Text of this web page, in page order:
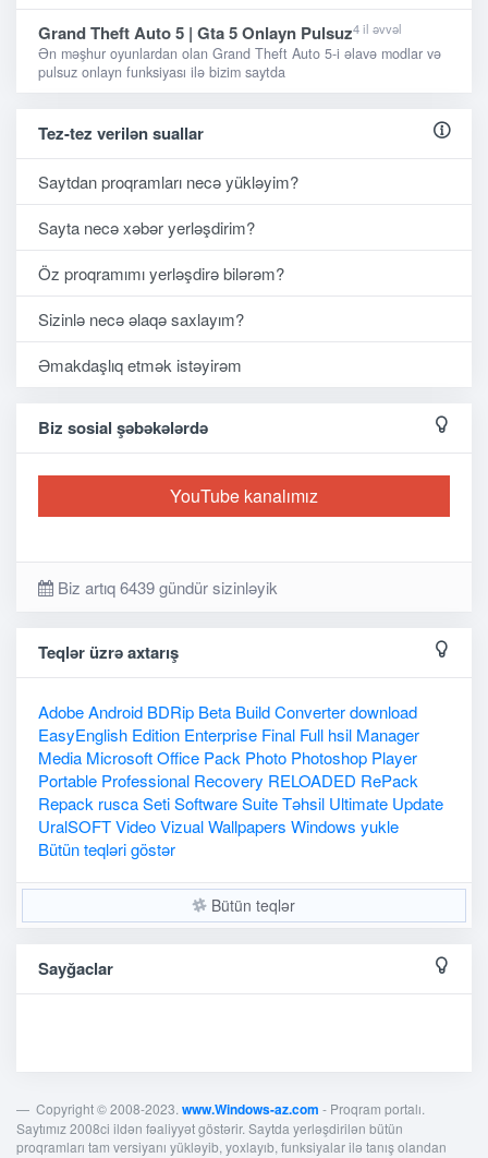
Grand Theft Auto 5 | Gta 5 Onlayn Pulsuz4 il əvvəl
Ən məşhur oyunlardan olan Grand Theft Auto 5-i əlavə modlar və
pulsuz onlayn funksiyası ilə bizim saytda
Tez-tez verilən suallar
Saytdan proqramları necə yükləyim?
Sayta necə xəbər yerləşdirim?
Öz proqramımı yerləşdirə bilərəm?
Sizinlə necə əlaqə saxlayım?
Əmakdaşlıq etmək istəyirəm
Biz sosial şəbəkələrdə
YouTube kanalımız
Biz artıq 6439 gündür sizinləyik
Teqlər üzrə axtarış
AdobeAndroid BDRip Beta BuildConverterdownload
EasyEnglish Edition Enterprise Final Full hsil Manager
Media MicrosoftOffice Pack Photo Photoshop Player
Portable Professional Recovery RELOADED RePack
Repack ruscaSetiSoftwareSuiteTəhsil Ultimate Update
UralSOFTVideoVizualWallpapers Windows yukle
Bütün teqləri göstər
Bütün teqlər
Sayğaclar
Copyright © 2008-2023. www.Windows-az.com - Proqram portalı.
Saytımız 2008ci ildən fəaliyyət göstərir. Saytda yerləşdirilən bütün
proqramları tam versiyanı yükləyib, yoxlayıb, funksiyalar ilə tanış olandan